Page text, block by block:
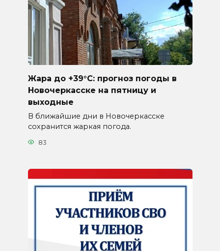
Жара до +39°C: прогноз погоды в
Новочеркасске на пятницу и
выходные
В ближайшие дни в Новочеркасске
сохранится жаркая погода.
83